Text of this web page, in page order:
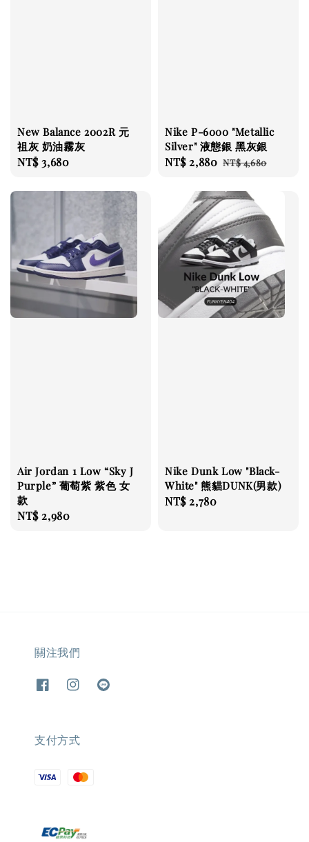
New Balance 2002R 元
祖灰 奶油霧灰
Regular
NT$ 3,680
Nike P-6000 "Metallic
Silver" 液態銀 黑灰銀
Sale
NT$ 2,880 Regular
NT$ 4,680
Air Jordan 1 Low “Sky J
Purple” 葡萄紫 紫色 女
款
Regular
NT$ 2,980
Nike Dunk Low "Black-
White" 熊貓DUNK(男款)
Regular
NT$ 2,780
關注我們
支付方式